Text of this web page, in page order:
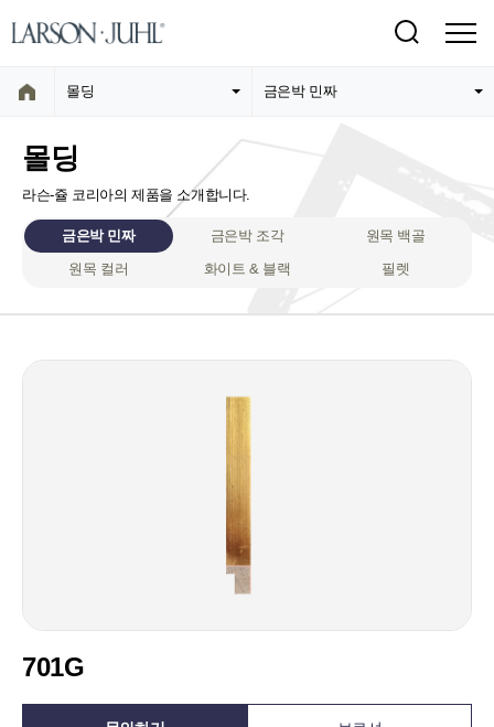
몰딩 금은박 민짜
몰딩
라슨-쥴 코리아의 제품을 소개합니다.
금은박 민짜 금은박 조각
원목 백골
원목 컬러
화이트 & 블랙 필렛
701G